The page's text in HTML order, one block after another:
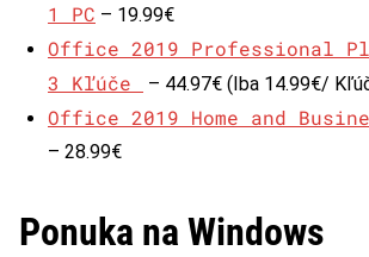
1 PC – 19.99€
Office 2019 Professional
3 Kľúče
– 44.97€ (Iba 14.99€/
Office 2019 Home and
– 28.99€
Ponuka na Windows